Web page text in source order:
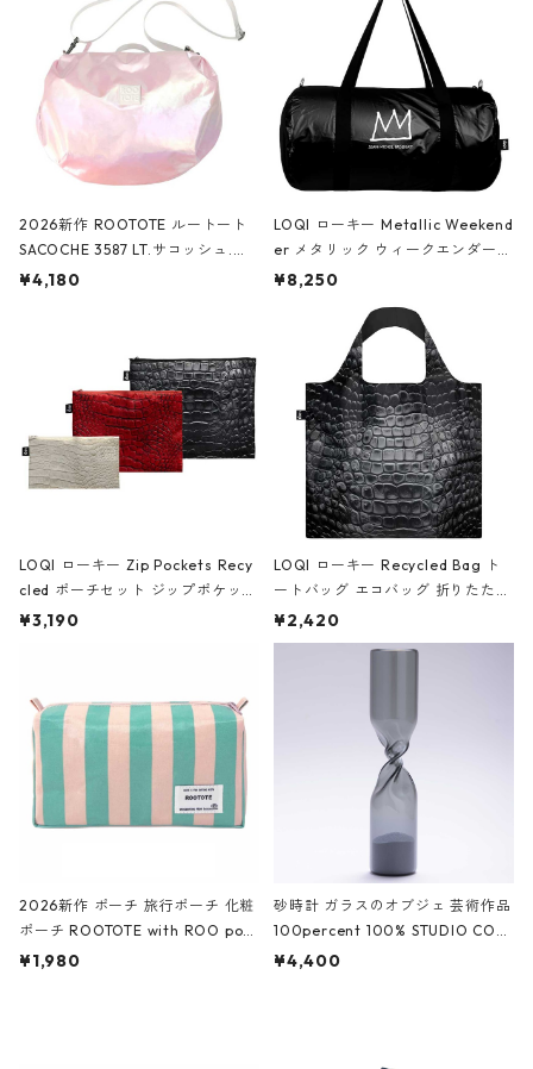
2026新作 ROOTOTE ルートート
SACOCHE 3587 LT.サコッシュ.ル
ミエ-B ショルダーバッグ グロスピ
¥4,180
LOQI ローキー Metallic Weekend
er メタリック ウィークエンダー
ボストンバッグ ショルダーバッグ
Black ジャン=ミッシェル・バスキ
ア/クラウン ブラック
¥8,250
LOQI ローキー Zip Pockets Recy
cled ポーチセット ジップポケット
ファスナーポーチ 撥水加工 トラベ
ーガンディー、オフホワイト
¥3,190
LOQI ローキー Recycled Bag ト
ートバッグ エコバッグ 折りたたみ
大きめ 撥水加工 収納ポーチ CRO
CODILE/Black クロコダイル/ブラ
¥2,420
2026新作 ポーチ 旅行ポーチ 化粧
ポーチ ROOTOTE with ROO pou
ch 3532 ルートート WR.ポーチ.ラ
¥1,980
砂時計 ガラスのオブジェ 芸術作品
100percent 100% STUDIO COH
AKU Timeless 100パーセント ス
¥4,400